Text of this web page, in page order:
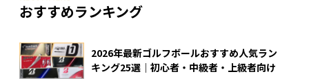
おすすめランキング
2026年最新ゴルフボールおすすめ人気ラン
キング25選｜初心者・中級者・上級者向け